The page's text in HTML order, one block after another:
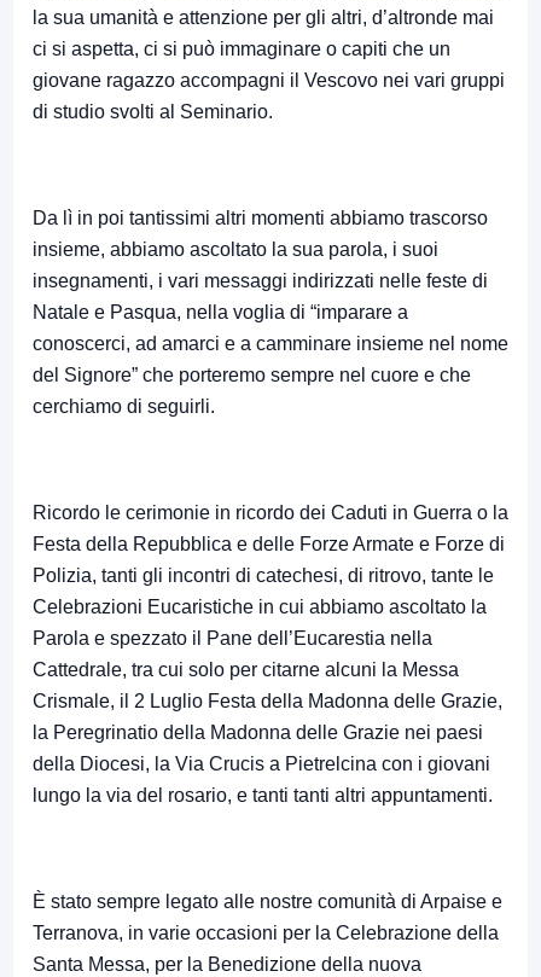
la sua umanità e attenzione per gli altri, d’altronde mai
ci si aspetta, ci si può immaginare o capiti che un
giovane ragazzo accompagni il Vescovo nei vari gruppi
di studio svolti al Seminario.
Da lì in poi tantissimi altri momenti abbiamo trascorso
insieme, abbiamo ascoltato la sua parola, i suoi
insegnamenti, i vari messaggi indirizzati nelle feste di
Natale e Pasqua, nella voglia di “imparare a
conoscerci, ad amarci e a camminare insieme nel nome
del Signore” che porteremo sempre nel cuore e che
cerchiamo di seguirli.
Ricordo le cerimonie in ricordo dei Caduti in Guerra o la
Festa della Repubblica e delle Forze Armate e Forze di
Polizia, tanti gli incontri di catechesi, di ritrovo, tante le
Celebrazioni Eucaristiche in cui abbiamo ascoltato la
Parola e spezzato il Pane dell’Eucarestia nella
Cattedrale, tra cui solo per citarne alcuni la Messa
Crismale, il 2 Luglio Festa della Madonna delle Grazie,
la Peregrinatio della Madonna delle Grazie nei paesi
della Diocesi, la Via Crucis a Pietrelcina con i giovani
lungo la via del rosario, e tanti tanti altri appuntamenti.
È stato sempre legato alle nostre comunità di Arpaise e
Terranova, in varie occasioni per la Celebrazione della
Santa Messa, per la Benedizione della nuova